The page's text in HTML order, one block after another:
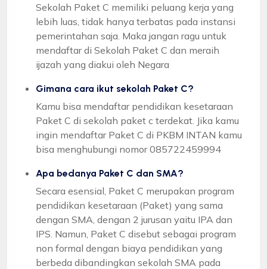
Sekolah Paket C memiliki peluang kerja yang
lebih luas, tidak hanya terbatas pada instansi
pemerintahan saja. Maka jangan ragu untuk
mendaftar di Sekolah Paket C dan meraih
ijazah yang diakui oleh Negara
Gimana cara ikut sekolah Paket C?
Kamu bisa mendaftar pendidikan kesetaraan
Paket C di sekolah paket c terdekat. Jika kamu
ingin mendaftar Paket C di PKBM INTAN kamu
bisa menghubungi nomor 085722459994
Apa bedanya Paket C dan SMA?
Secara esensial, Paket C merupakan program
pendidikan kesetaraan (Paket) yang sama
dengan SMA, dengan 2 jurusan yaitu IPA dan
IPS. Namun, Paket C disebut sebagai program
non formal dengan biaya pendidikan yang
berbeda dibandingkan sekolah SMA pada